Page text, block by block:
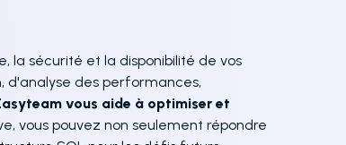
la sécurité et la disponibilité de vos
d'analyse des performances,
vous aide à optimiser et
vous pouvez non seulement répondre